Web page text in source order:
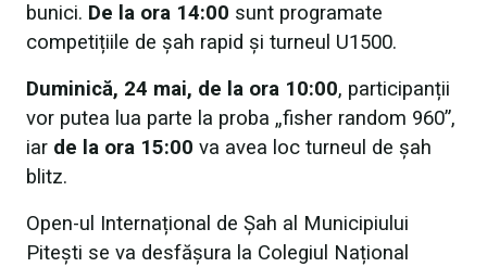
bunici. De la ora 14:00 sunt programate
competițiile de șah rapid și turneul U1500.
Duminică, 24 mai, de la ora 10:00, participanții
vor putea lua parte la proba „fisher random 960”,
iar de la ora 15:00 va avea loc turneul de șah
blitz.
Open-ul Internațional de Șah al Municipiului
Pitești se va desfășura la Colegiul Național